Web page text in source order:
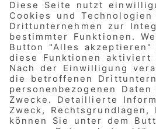
Fachberatung Kinder-
rosa.foertsch@awo-nuer-
09183 / 914 100
© 2026AWO